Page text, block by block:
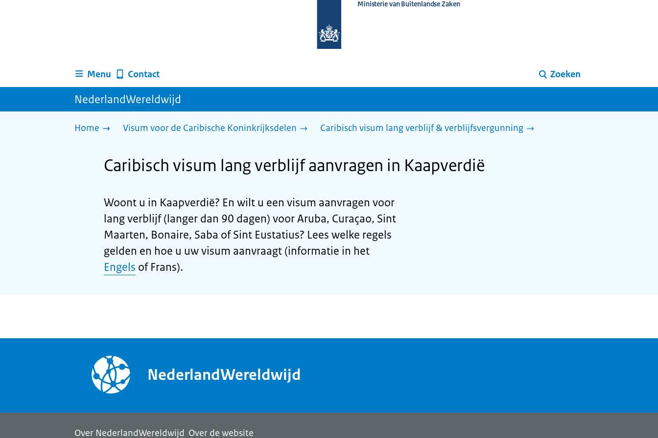
homepage
Ministerie van Buitenlandse Zaken
Menu Contact Zoeken
NederlandWereldwijd
Home Visum voor de Caribische Koninkrijksdelen Caribisch visum lang verblijf & verblijfsvergunning
Caribisch visum lang verblijf aanvragen in Kaapverdië
Woont u in Kaapverdië? En wilt u een visum aanvragen voor
lang verblijf (langer dan 90 dagen) voor Aruba, Curaçao, Sint
Maarten, Bonaire, Saba of Sint Eustatius? Lees welke regels
gelden en hoe u uw visum aanvraagt (informatie in het
Engels of Frans).
NederlandWereldwijd
Over NederlandWereldwijd Over de website